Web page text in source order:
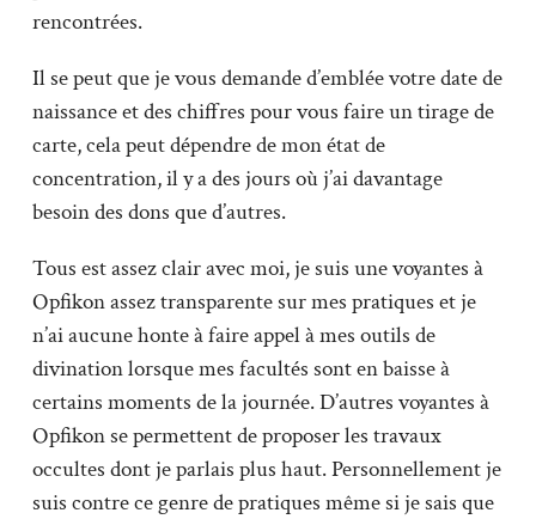
rencontrées.
Il se peut que je vous demande d’emblée votre date de
naissance et des chiffres pour vous faire un tirage de
carte, cela peut dépendre de mon état de
concentration, il y a des jours où j’ai davantage
besoin des dons que d’autres.
Tous est assez clair avec moi, je suis une voyantes à
Opfikon assez transparente sur mes pratiques et je
n’ai aucune honte à faire appel à mes outils de
divination lorsque mes facultés sont en baisse à
certains moments de la journée. D’autres voyantes à
Opfikon se permettent de proposer les travaux
occultes dont je parlais plus haut. Personnellement je
suis contre ce genre de pratiques même si je sais que